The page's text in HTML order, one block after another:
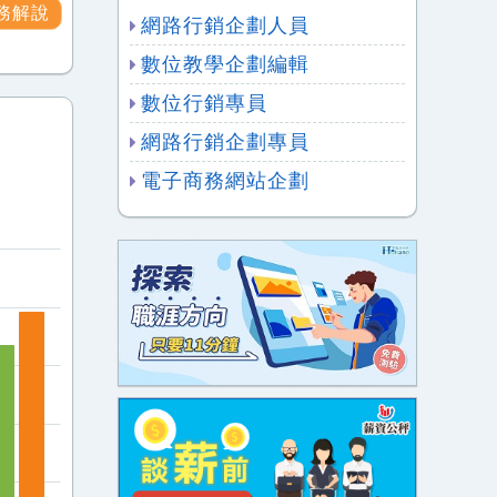
解說
網路行銷企劃人員
數位教學企劃編輯
數位行銷專員
網路行銷企劃專員
電子商務網站企劃